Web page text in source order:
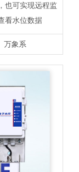
也可实现远程监
看水位数据
万象系